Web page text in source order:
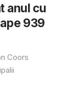
anul cu
939
Coors